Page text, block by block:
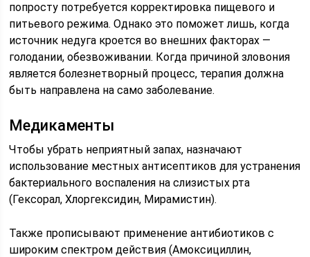
попросту потребуется корректировка пищевого и
питьевого режима. Однако это поможет лишь, когда
источник недуга кроется во внешних факторах —
голодании, обезвоживании. Когда причиной зловония
является болезнетворный процесс, терапия должна
быть направлена на само заболевание.
Медикаменты
Чтобы убрать неприятный запах, назначают
использование местных антисептиков для устранения
бактериального воспаления на слизистых рта
(Гексорал, Хлоргексидин, Мирамистин).
Также прописывают применение антибиотиков с
широким спектром действия (Амоксициллин,